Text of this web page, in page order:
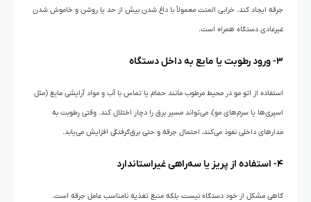
جرقه ایجاد کند. خرابی المنت معمولاً با داغ شدن بیش از حد یا روشن و خاموش شدن
غیرعادی دستگاه همراه است.
۳- ورود رطوبت یا مایع به داخل دستگاه
استفاده از اتو مو در محیط مرطوب مانند حمام یا تماس با آب و مواد آرایشی مایع (مثل
اسپری‌ها یا سرم‌های مو)، می‌تواند مسیر برق را دچار اختلال کند. وقتی رطوبت به
مدارهای داخلی نفوذ می‌کند، احتمال جرقه و حتی برق‌گرفتگی افزایش می‌یابد.
۴- استفاده از پریز یا سه‌راهی غیراستاندارد
گاهی مشکل از خود دستگاه نیست، بلکه منبع تغذیه نامناسب عامل جرقه است.